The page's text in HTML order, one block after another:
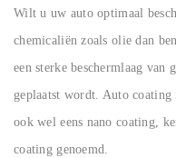
Wilt u uw auto optimaal
chemicaliën zoals olie dan
een sterke beschermlaag van
geplaatst wordt. Auto
ook wel eens nano coating,
coating genoemd.